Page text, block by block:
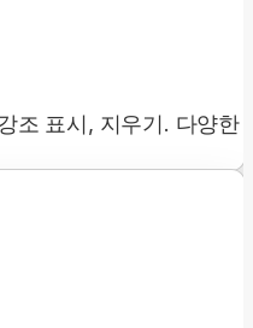
조 표시, 지우기. 다양한